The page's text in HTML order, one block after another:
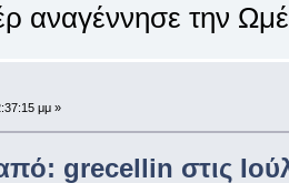
αναγέννησε την
μμ »
grecellin στις